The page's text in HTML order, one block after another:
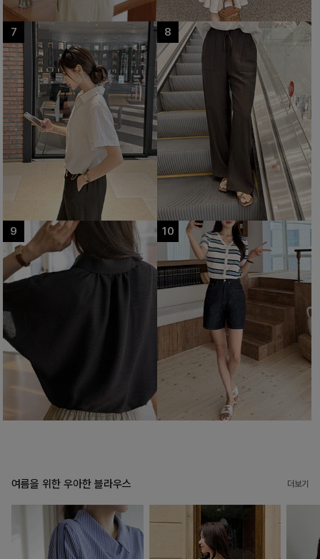
여름을 위한 우아한 블라우스 더보기